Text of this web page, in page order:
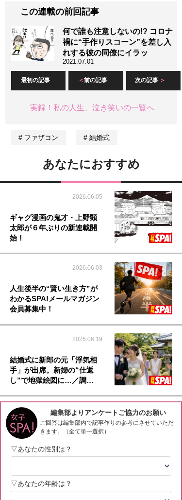
この連載の前回記事
何で誰も注意しないの!? コロナ
禍に“手作りスコーン”を差し入
れする彼の同僚にイラッ
2021.07.01
最初の記事 前の記事 次の記事
実録！私の人生、泣き笑いの一覧へ
ファザコン 結婚式
あなたにおすすめ
2026.06.05
ギャグ漫画の鬼才・上野顕
太郎が６年ぶりの新連載開
始！
2026.06.03
人生後半の“賢い生き方”が
わかるSPA!メールマガジン
会員募集中！
2026.06.19
結婚式に新郎の元「浮気相
手」が出席。新婦の“仕返
し”で地獄絵図に…／調…